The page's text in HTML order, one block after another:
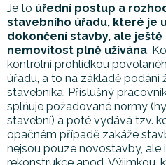
Je to úřední postup a
stavebního úřadu, které je
dokončení stavby, ale ještě
nemovitost plně užívána.
kontrolní prohlídkou
úřadu, a to na základě podání
stavebníka. Příslušný
splňuje požadované normy
stavební) a poté vydává tzv.
opačném případě zakáže
nejsou pouze novostavby, ale